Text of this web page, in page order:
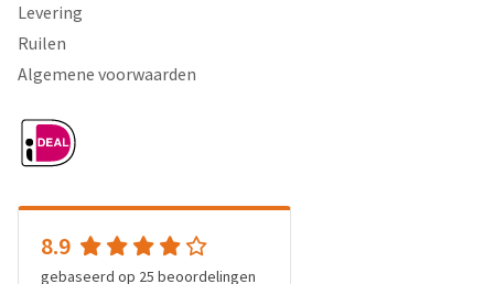
Levering
Ruilen
Algemene voorwaarden
8.9
gebaseerd op 25 beoordelingen